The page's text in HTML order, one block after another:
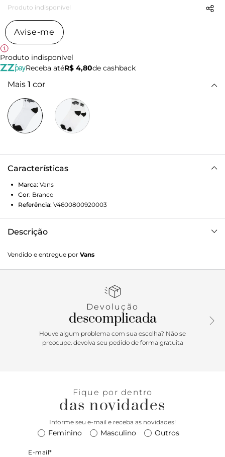
Produto indisponível
Avise-me
Produto indisponível
Receba atéR$ 4,80de cashback
Mais 1 cor
Características
Marca: Vans
Cor: Branco
Referência: V4600800920003
Descrição
Lifestyle Vans por onde for. O par perfeito que traz estilo
para todos os seus clássicos Vans. A Meia Art Half Crew
a autenticidade Vans para compor o seu LifeStyle. O
calcanhares em preto. Traz assinatura Vans bordada na
Vendido e entregue por Vans
Devolução
descomplicada
Houve algum problema com sua escolha? Não se
preocupe: devolva seu pedido de forma gratuita
Fique por dentro
das novidades
Informe seu e-mail e receba as novidades!
Feminino Masculino Outros
E-mail*